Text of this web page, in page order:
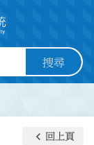
搜尋
keyboard_arrow_left 回上頁